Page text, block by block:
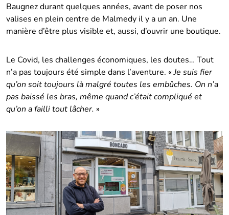
Baugnez durant quelques années, avant de poser nos
valises en plein centre de Malmedy il y a un an. Une
manière d’être plus visible et, aussi, d’ouvrir une boutique.
Le Covid, les challenges économiques, les doutes… Tout
n’a pas toujours été simple dans l’aventure. «Je suis fier
qu’on soit toujours là malgré toutes les embûches. On n’a
pas baissé les bras, même quand c’était compliqué et
qu’on a failli tout lâcher. »